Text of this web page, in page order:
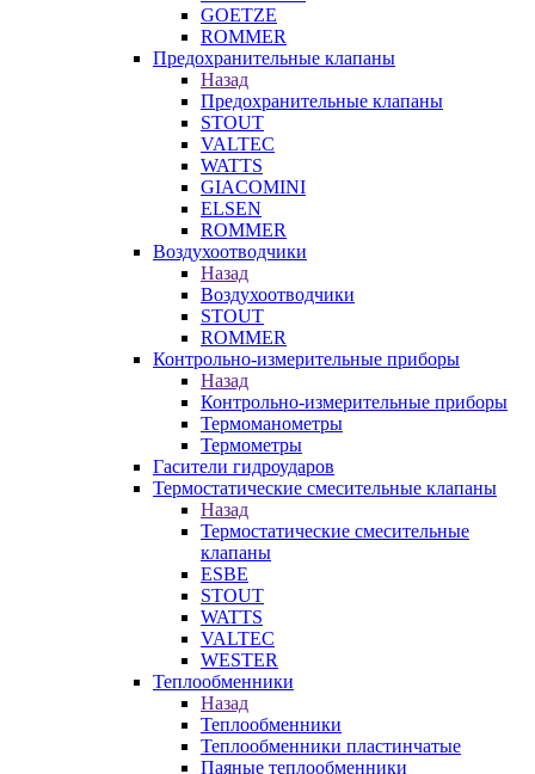
GOETZE
ROMMER
Предохранительные клапаны
Назад
Предохранительные клапаны
STOUT
VALTEC
WATTS
GIACOMINI
ELSEN
ROMMER
Воздухоотводчики
Назад
Воздухоотводчики
STOUT
ROMMER
Контрольно-измерительные приборы
Назад
Контрольно-измерительные приборы
Термоманометры
Термометры
Гасители гидроударов
Термостатические смесительные клапаны
Назад
Термостатические смесительные
клапаны
ESBE
STOUT
WATTS
VALTEC
WESTER
Теплообменники
Назад
Теплообменники
Теплообменники пластинчатые
Паяные теплообменники